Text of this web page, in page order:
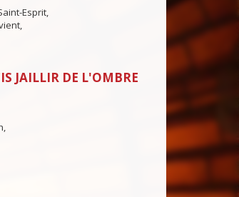
Esprit,
JAILLIR DE L'OMBRE